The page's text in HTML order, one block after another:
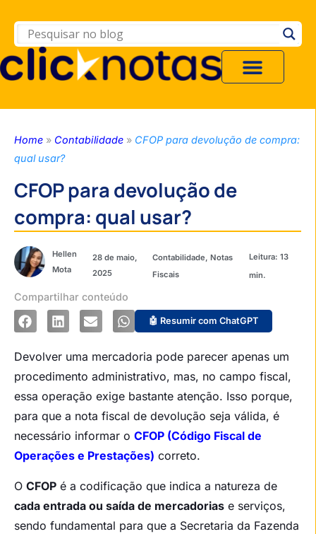
Home » Contabilidade » CFOP para devolução de compra:
qual usar?
CFOP para devolução de
compra: qual usar?
Hellen
Mota
28 de maio,
2025
Contabilidade, Notas
Fiscais
Compartilhar conteúdo
🤖 Resumir com ChatGPT
Devolver uma mercadoria pode parecer apenas um
procedimento administrativo, mas, no campo fiscal,
essa operação exige bastante atenção. Isso porque,
para que a nota fiscal de devolução seja válida, é
necessário informar o CFOP (Código Fiscal de
Operações e Prestações) correto.
O CFOP é a codificação que indica a natureza de
cada entrada ou saída de mercadorias e serviços,
sendo fundamental para que a Secretaria da Fazenda